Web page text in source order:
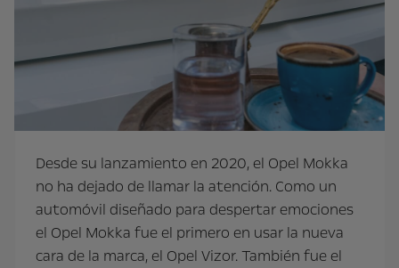
Desde su lanzamiento en 2020, el Opel Mokka
no ha dejado de llamar la atención. Como un
automóvil diseñado para despertar emociones
el Opel Mokka fue el primero en usar la nueva
cara de la marca, el Opel Vizor. También fue el